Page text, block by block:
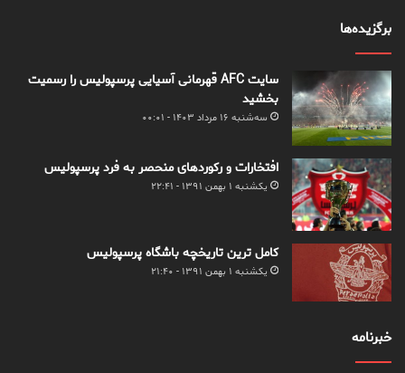
برگزیده‌ها
سایت AFC قهرمانی آسیایی پرسپولیس را رسمیت
بخشید
سه‌شنبه ۱۶ مرداد ۱۴۰۳ - ۰۰:۰۱
افتخارات و رکوردهای منحصر به فرد پرسپولیس
یکشنبه ۱ بهمن ۱۳۹۱ - ۲۲:۴۱
کامل ترین تاریخچه باشگاه پرسپولیس
یکشنبه ۱ بهمن ۱۳۹۱ - ۲۱:۴۰
خبرنامه